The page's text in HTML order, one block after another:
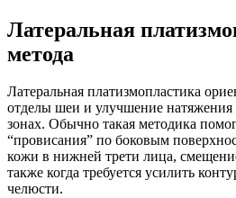
Латеральная
метода
Латеральная платизмопластика
отделы шеи и улучшение натяжения
зонах. Обычно такая методика
“провисания” по боковым
кожи в нижней трети лица,
также когда требуется усилить
челюсти.